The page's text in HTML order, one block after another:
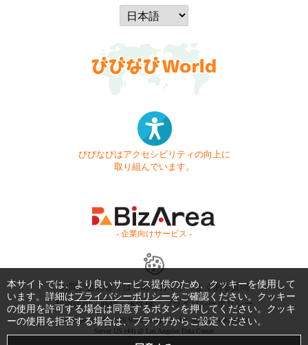
びびなびはアクセシビリティの向上に
取り組んでいます。
- 企業向けサービス -
お問い合わせ はじめてガイド
よくある質問
利用規約
商標・著作権 プライバシーポリシー
Copyright © 1999-2026 Vivid Navigation, Inc. All Rights Reserved.
Server US (44) @ Los Angeles Data Center
本サイトでは、より良いサービス提供のため、クッキーを使用して
います。詳細はプライバシーポリシーをご確認ください。クッキー
の使用を許可する場合は同意するボタンを押してください。クッキ
ーの使用を拒否する場合は、ブラウザからご設定ください。